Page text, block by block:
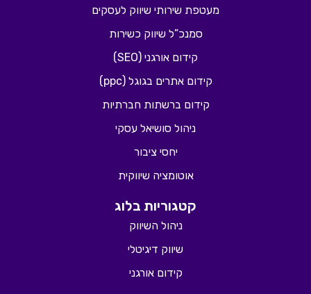
מעטפת שירותי שיווק לעסקים
סמנכ”ל שיווק כשירות
קידום אורגני (SEO)
קידום אתרים בגוגל (ppc)
קידום ברשתות חברתיות
ניהול סושיאל עסקי
יחסי ציבור
אוטומציה שיווקית
קטגוריות בלוג
ניהול השיווק
שיווק דיגיטלי
קידום אורגני